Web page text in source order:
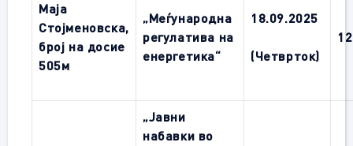
Maja
Стојменовска,
број на досие
505м
„Меѓународна
регулатива на
енергетика“
18.09.2025
(Четврток)
„Јавни
набавки во